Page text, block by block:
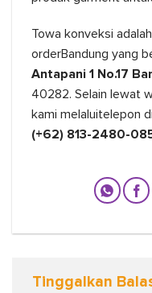
Towa konveksi
orderBandung yang
Antapani 1 No.17
40282. Selain lewat
kami melaluitelepon di
(+62) 813-2480-
Tinggalkan